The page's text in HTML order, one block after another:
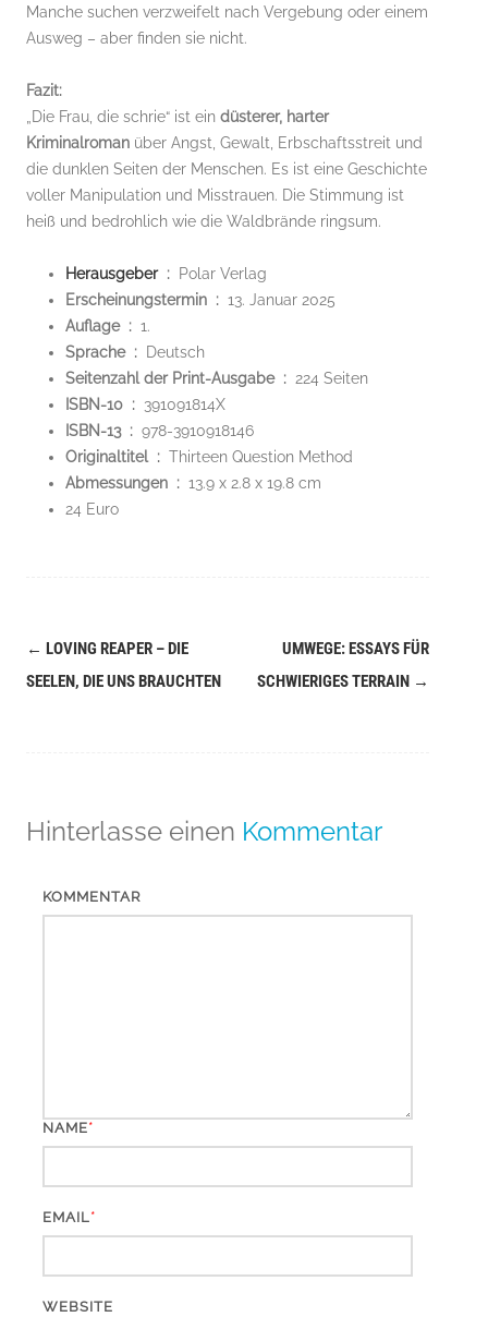
Manche suchen verzweifelt nach Vergebung oder einem
Ausweg – aber finden sie nicht.
Fazit:
„Die Frau, die schrie“ ist ein düsterer, harter
Kriminalroman über Angst, Gewalt, Erbschaftsstreit und
die dunklen Seiten der Menschen. Es ist eine Geschichte
voller Manipulation und Misstrauen. Die Stimmung ist
heiß und bedrohlich wie die Waldbrände ringsum.
Herausgeber ‏ : ‎
Polar Verlag
Erscheinungstermin ‏ : ‎ 13. Januar 2025
Auflage ‏ : ‎ 1.
Sprache ‏ : ‎
Deutsch
Seitenzahl der Print-Ausgabe ‏ : ‎ 224 Seiten
ISBN-10 ‏ : ‎ 391091814X
ISBN-13 ‏ : ‎ 978-3910918146
Originaltitel ‏ : ‎ Thirteen Question Method
Abmessungen ‏ : ‎ 13.9 x 2.8 x 19.8 cm
24 Euro
Navigation
← LOVING REAPER – DIE
SEELEN, DIE UNS BRAUCHTEN
UMWEGE: ESSAYS FÜR
SCHWIERIGES TERRAIN →
Hinterlasse einen Kommentar
KOMMENTAR
NAME*
EMAIL*
WEBSITE